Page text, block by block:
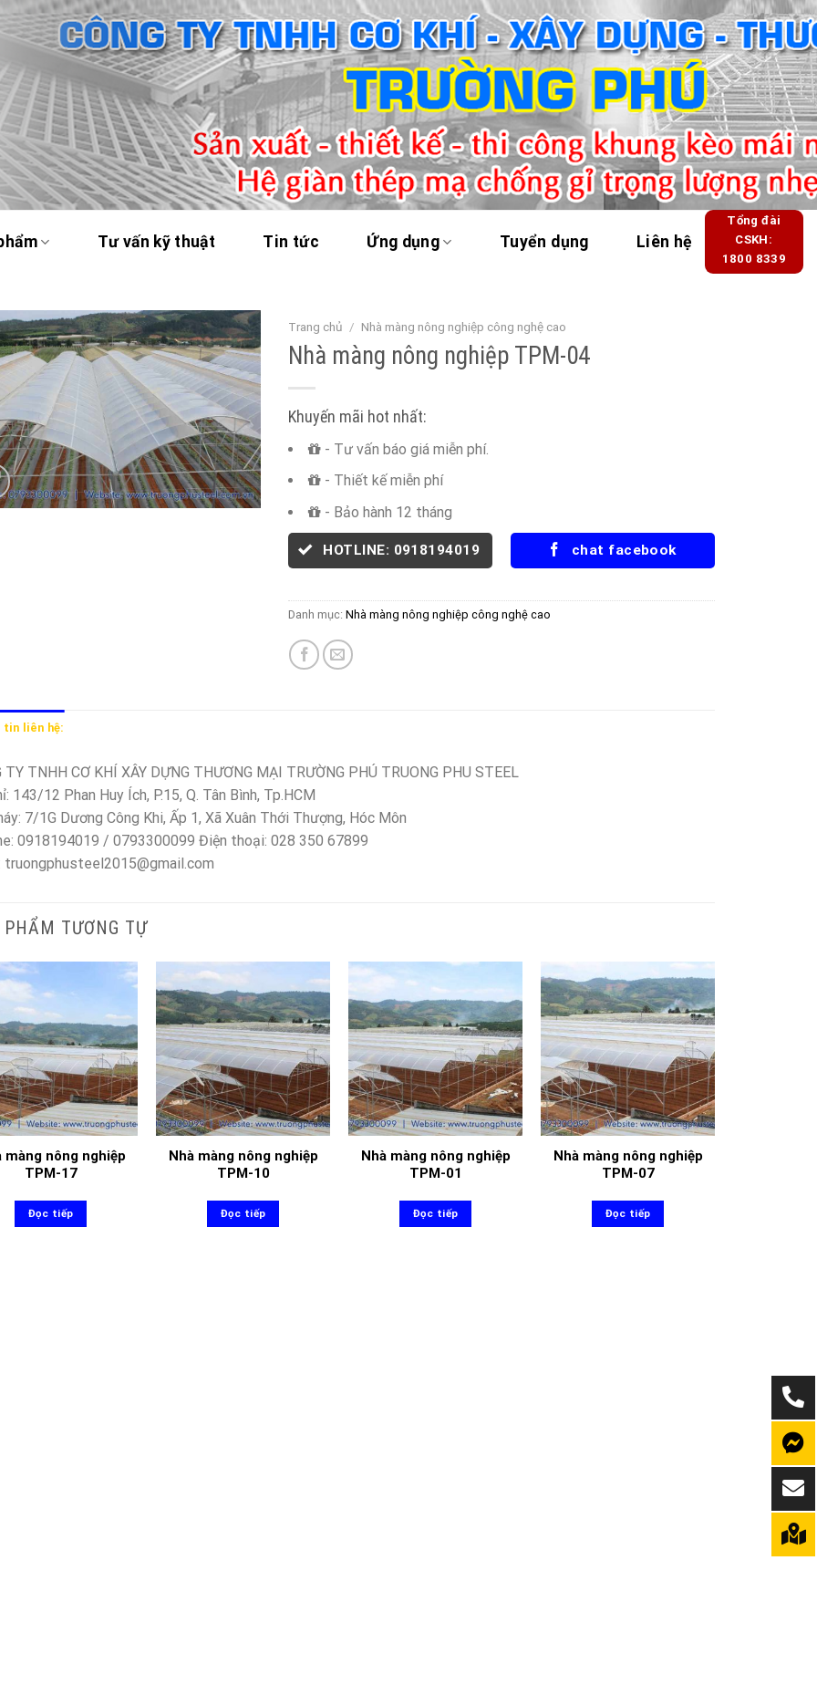
Tư vấn kỹ thuật Tin tức Ứng dụng Tuyển dụng Liên hệ
Tổng đài
CSKH:
1800 8339
Trang chủ / Nhà màng nông nghiệp công nghệ cao
Nhà màng nông nghiệp TPM-04
Khuyến mãi hot nhất:
- Tư vấn báo giá miễn phí.
- Thiết kế miễn phí
- Bảo hành 12 tháng
HOTLINE: 0918194019 chat facebook
Danh mục: Nhà màng nông nghiệp công nghệ cao
tin liên hệ:
TY TNHH CƠ KHÍ XÂY DỰNG THƯƠNG MẠI TRƯỜNG PHÚ TRUONG PHU STEEL
143/12 Phan Huy Ích, P.15, Q. Tân Bình, Tp.HCM
7/1G Dương Công Khi, Ấp 1, Xã Xuân Thới Thượng, Hóc Môn
0918194019 / 0793300099 Điện thoại: 028 350 67899
truongphusteel2015@gmail.com
TƯƠNG TỰ
màng nông nghiệp
TPM-17
Đọc tiếp
Nhà màng nông nghiệp
TPM-10
Đọc tiếp
Nhà màng nông nghiệp
TPM-01
Đọc tiếp
Nhà màng nông nghiệp
TPM-07
Đọc tiếp